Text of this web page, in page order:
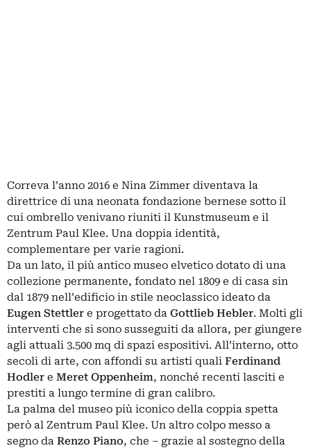
Correva l’anno 2016 e Nina Zimmer diventava la
direttrice di una neonata fondazione bernese sotto il
cui ombrello venivano riuniti il Kunstmuseum e il
Zentrum Paul Klee. Una doppia identità,
complementare per varie ragioni.
Da un lato, il più antico museo elvetico dotato di una
collezione permanente, fondato nel 1809 e di casa sin
dal 1879 nell’edificio in stile neoclassico ideato da
Eugen Stettler e progettato da Gottlieb Hebler. Molti gli
interventi che si sono susseguiti da allora, per giungere
agli attuali 3.500 mq di spazi espositivi. All’interno, otto
secoli di arte, con affondi su artisti quali Ferdinand
Hodler e Meret Oppenheim, nonché recenti lasciti e
prestiti a lungo termine di gran calibro.
La palma del museo più iconico della coppia spetta
però al Zentrum Paul Klee. Un altro colpo messo a
segno da Renzo Piano, che – grazie al sostegno della